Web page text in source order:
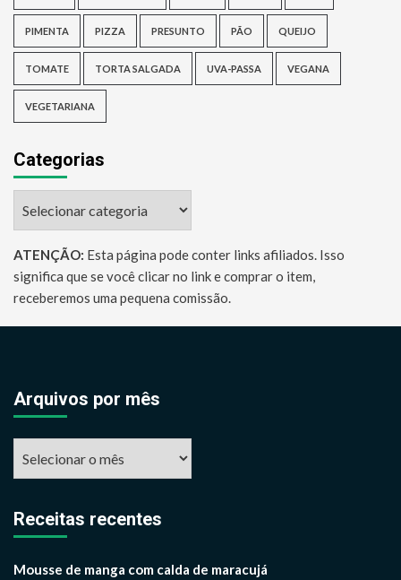
PIMENTA PIZZA PRESUNTO PÃO QUEIJO
TOMATE TORTA SALGADA UVA-PASSA VEGANA
VEGETARIANA
Categorias
ATENÇÃO: Esta página pode conter links afiliados. Isso
significa que se você clicar no link e comprar o item,
receberemos uma pequena comissão.
Arquivos por mês
Receitas recentes
Mousse de manga com calda de maracujá